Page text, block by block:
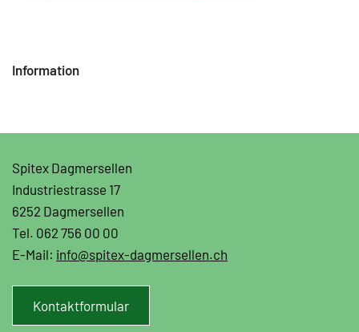
Information
Spitex Dagmersellen
Industriestrasse 17
6252 Dagmersellen
Tel. 062 756 00 00
E-Mail: info@spitex-dagmersellen.ch
Kontaktformular